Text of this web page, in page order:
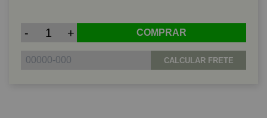
- + COMPRAR
CALCULAR FRETE